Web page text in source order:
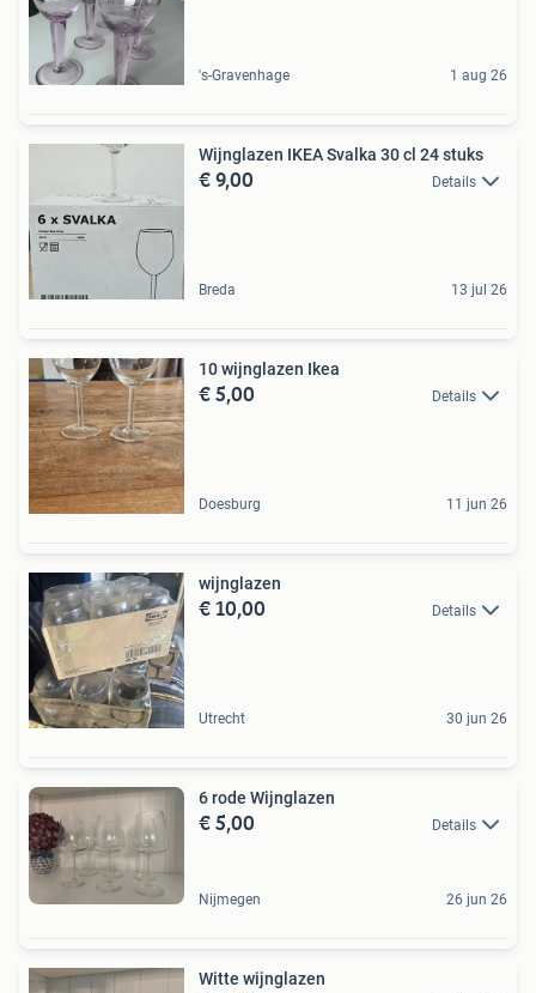
's-Gravenhage 1 aug 26
Wijnglazen IKEA Svalka 30 cl 24 stuks
€ 9,00 Details
Breda 13 jul 26
10 wijnglazen Ikea
€ 5,00 Details
Doesburg 11 jun 26
wijnglazen
€ 10,00 Details
Utrecht 30 jun 26
6 rode Wijnglazen
€ 5,00 Details
Nijmegen 26 jun 26
Witte wijnglazen